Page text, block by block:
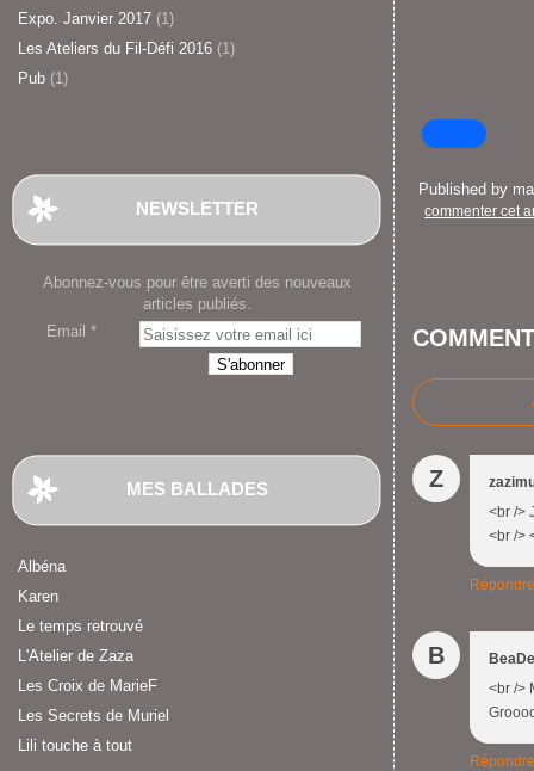
Expo. Janvier 2017 (1)
Les Ateliers du Fil-Défi 2016 (1)
Pub (1)
NEWSLETTER
Abonnez-vous pour être averti des nouveaux
articles publiés.
Email
MES BALLADES
Albéna
Karen
Le temps retrouvé
L'Atelier de Zaza
Les Croix de MarieF
Les Secrets de Muriel
Lili touche à tout
Published by
commenter cet
Z
<br />
<br />
Répondre
B
<br />
Répondre